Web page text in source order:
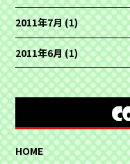
2011年7月(1)
2011年6月(1)
HOME